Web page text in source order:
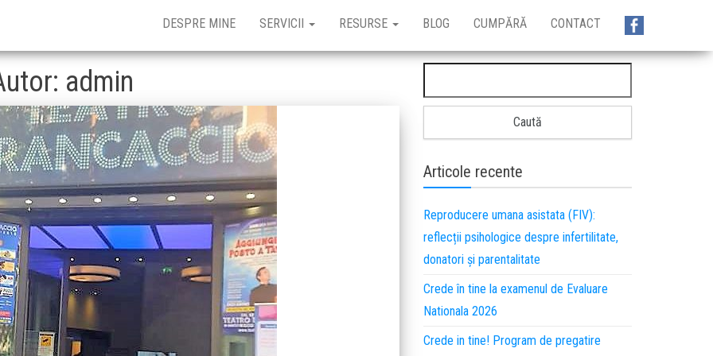
DESPRE MINE SERVICII RESURSE BLOG CUMPĂRĂ CONTACT
admin
Articole recente
Reproducere umana asistata (FIV):
reflecții psihologice despre infertilitate,
donatori și parentalitate
Crede în tine la examenul de Evaluare
Nationala 2026
Crede in tine! Program de pregatire